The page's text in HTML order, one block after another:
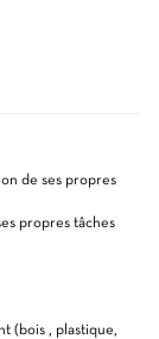
de ses propres
propres tâches
(bois , plastique,